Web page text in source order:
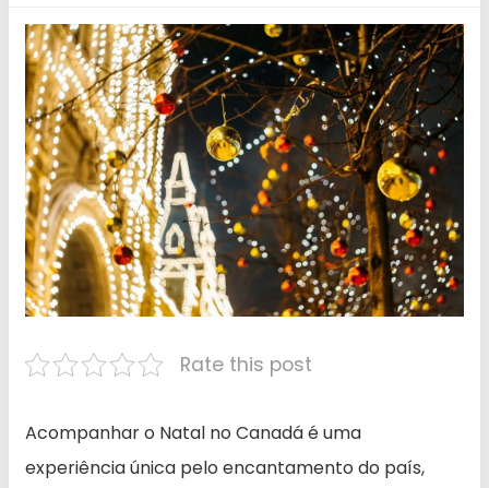
Rate this post
Acompanhar o Natal no Canadá é uma
experiência única pelo encantamento do país,